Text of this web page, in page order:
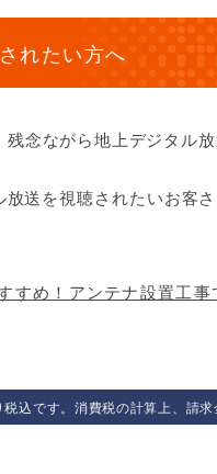
れたい方へ
念ながら地上デジタル放
送を視聴されたいお客
すめ！アンテナ設置工
込です。消費税の計算上、請求